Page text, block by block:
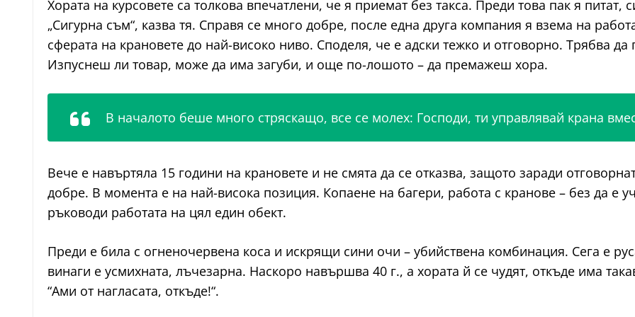
Хората на курсовете са толкова впечатлени, че я приемат без такса. Преди това пак я питат,
„Сигурна съм“, казва тя. Справя се много добре, после една друга компания я взема на
сферата на крановете до най-високо ниво. Споделя, че е адски тежко и отговорно. Трябва
Изпуснеш ли товар, може да има загуби, и още по-лошото – да премажеш хора.
В началото беше много стряскащо, все се молех: Господи, ти управлявай крана
Вече е навъртяла 15 години на крановете и не смята да се отказва, защото заради
добре. В момента е на най-висока позиция. Копаене на багери, работа с кранове – без да е
ръководи работата на цял един обект.
Преди е била с огненочервена коса и искрящи сини очи – убийствена комбинация. Сега е
винаги е усмихната, лъчезарна. Наскоро навършва 40 г., а хората й се чудят, откъде има
“Ами от нагласата, откъде!“.